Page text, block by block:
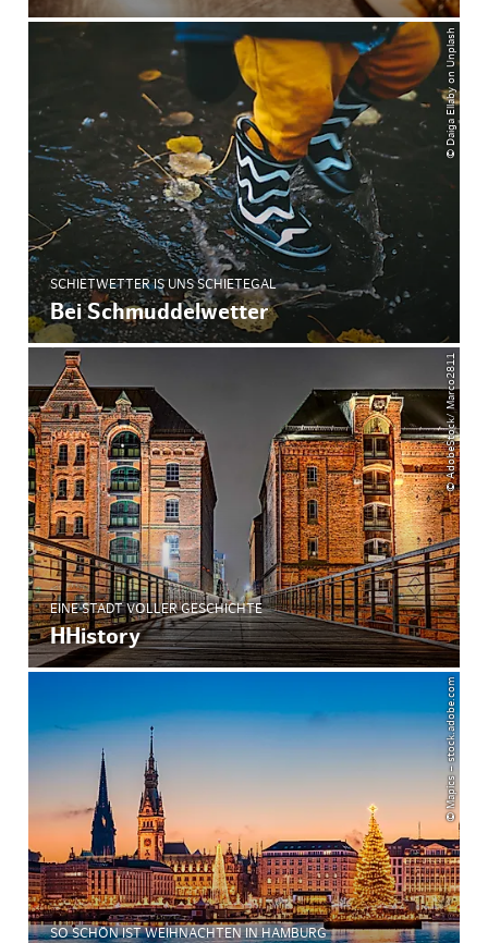
© Daiga Ellaby on Unplash
SCHIETWETTER IS UNS SCHIETEGAL
Bei Schmuddelwetter
© AdobeStock/ Marco2811
EINE STADT VOLLER GESCHICHTE
HHistory
© Mapics – stock.adobe.com
SO SCHÖN IST WEIHNACHTEN IN HAMBURG